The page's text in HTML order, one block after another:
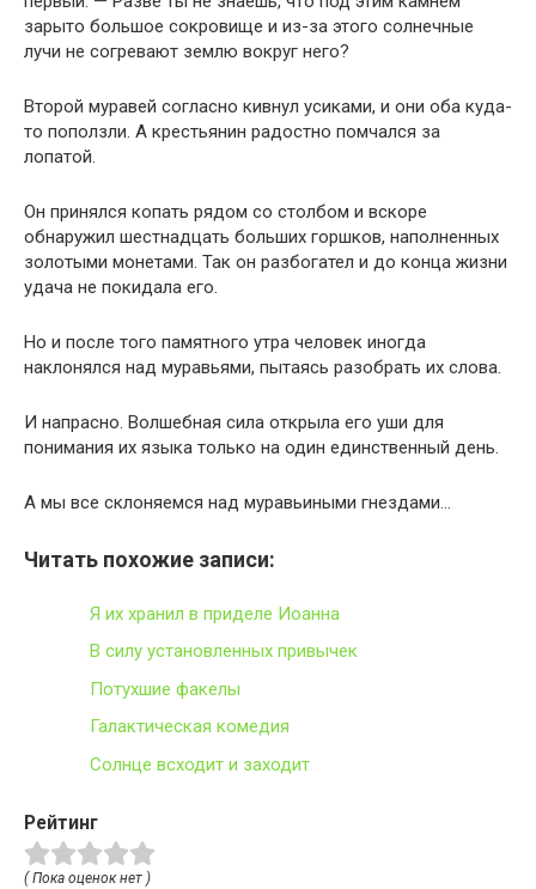
зарыто большое сокровище и из-за этого солнечные
лучи не согревают землю вокруг него?
Второй муравей согласно кивнул усиками, и они оба куда-
то поползли. А крестьянин радостно помчался за
лопатой.
Он принялся копать рядом со столбом и вскоре
обнаружил шестнадцать больших горшков, наполненных
золотыми монетами. Так он разбогател и до конца жизни
удача не покидала его.
Но и после того памятного утра человек иногда
наклонялся над муравьями, пытаясь разобрать их слова.
И напрасно. Волшебная сила открыла его уши для
понимания их языка только на один единственный день.
А мы все склоняемся над муравьиными гнездами…
Читать похожие записи:
Я их хранил в приделе Иоанна
В силу установленных привычек
Потухшие факелы
Галактическая комедия
Солнце всходит и заходит
Рейтинг
( Пока оценок нет )